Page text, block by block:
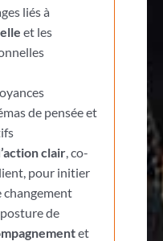
liés à
et les
de pensée et
clair, co-
pour initier
changement
de
et